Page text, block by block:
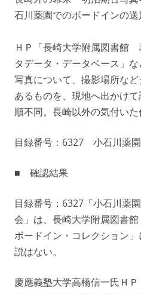
石川薬園でのボードインの送
ＨＰ「長崎大学附属図書館
タデータ・データベース」
写真について、撮影場所な
あるものを、現地へ出かけて
順不同。長崎以外の気付いた
目録番号：6327 小石川薬
■ 確認結果
目録番号：6327「小石川薬
会」は、長崎大学附属図書
ボードイン・コレクション
説はない。
慶應義塾大学高橋信一氏Ｈ